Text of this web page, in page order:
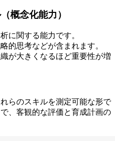
概念化能力）
に関する能力です。
的思考などが含まれます。
が大きくなるほど重要性が増
らのスキルを測定可能な形で
、客観的な評価と育成計画の